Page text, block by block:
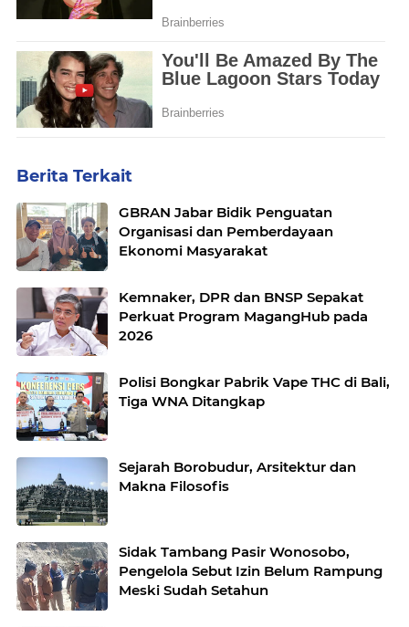
Berita Terkait
GBRAN Jabar Bidik Penguatan
Organisasi dan Pemberdayaan
Ekonomi Masyarakat
Kemnaker, DPR dan BNSP Sepakat
Perkuat Program MagangHub pada
2026
Polisi Bongkar Pabrik Vape THC di Bali,
Tiga WNA Ditangkap
Sejarah Borobudur, Arsitektur dan
Makna Filosofis
Sidak Tambang Pasir Wonosobo,
Pengelola Sebut Izin Belum Rampung
Meski Sudah Setahun